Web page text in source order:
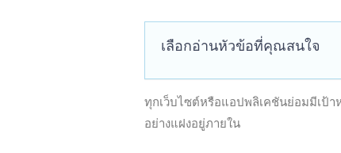
เลือกอ่านหัวข้อที่คุณสนใจ
ทุกเว็บไซต์หรือแอปพลิเคชันย่อมมีเป้า
อย่างแฝงอยู่ภายใน